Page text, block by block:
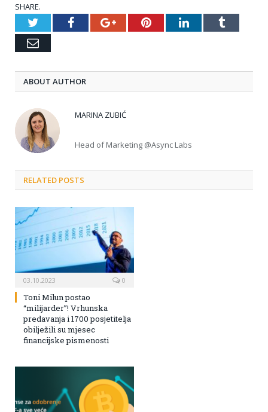
SHARE.
TwitterFacebookGoogle+PinterestLinkedInTumblr
Email
ABOUT AUTHOR
MARINA ZUBIĆ
Head of Marketing @Async Labs
RELATED POSTS
03.10.2023 0
Toni Milun postao
“milijarder”! Vrhunska
predavanja i 1700 posjetitelja
obilježili su mjesec
financijske pismenosti